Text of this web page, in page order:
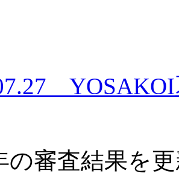
の審査結果を